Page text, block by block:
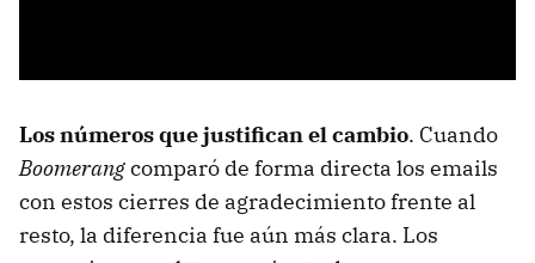
Los números que justifican el cambio. Cuando
Boomerangcomparó de forma directa los emails
con estos cierres de agradecimiento frente al
resto, la diferencia fue aún más clara. Los